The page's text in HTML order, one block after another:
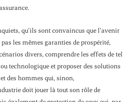
qu’ils sont convaincus que l’avenir
les mêmes garanties de prospérité,
divers, comprendre les effets de tel
technologique et proposer des solutions
des hommes qui, sinon,
doit jouer là tout son rôle de